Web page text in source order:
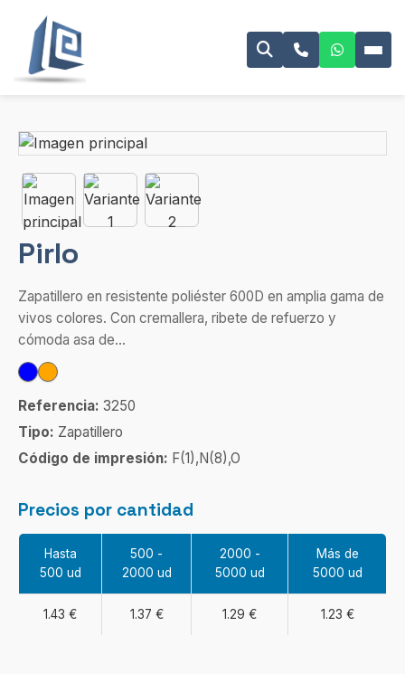
Pirlo
Zapatillero en resistente poliéster 600D en amplia gama de
vivos colores. Con cremallera, ribete de refuerzo y
cómoda asa de...
Referencia: 3250
Tipo: Zapatillero
Código de impresión: F(1),N(8),O
Precios por cantidad
Hasta
500 ud
500 -
2000 ud
2000 -
5000 ud
Más de
5000 ud
1.43 € 1.37 € 1.29 € 1.23 €